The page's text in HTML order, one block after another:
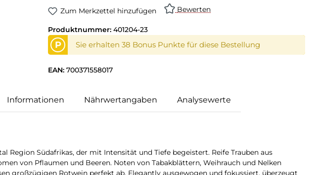
Zum Merkzettel hinzufügen Bewerten
Produktnummer: 401204-23
P Sie erhalten 38 Bonus Punkte für diese Bestellung
EAN: 700371558017
Informationen Nährwertangaben Analysewerte
Region Südafrikas, der mit Intensität und Tiefe begeistert. Reife Trauben aus
von Pflaumen und Beeren. Noten von Tabakblättern, Weihrauch und Nelken
großzügigen Rotwein perfekt ab. Elegantly ausgewogen und fokussiert, überzeugt